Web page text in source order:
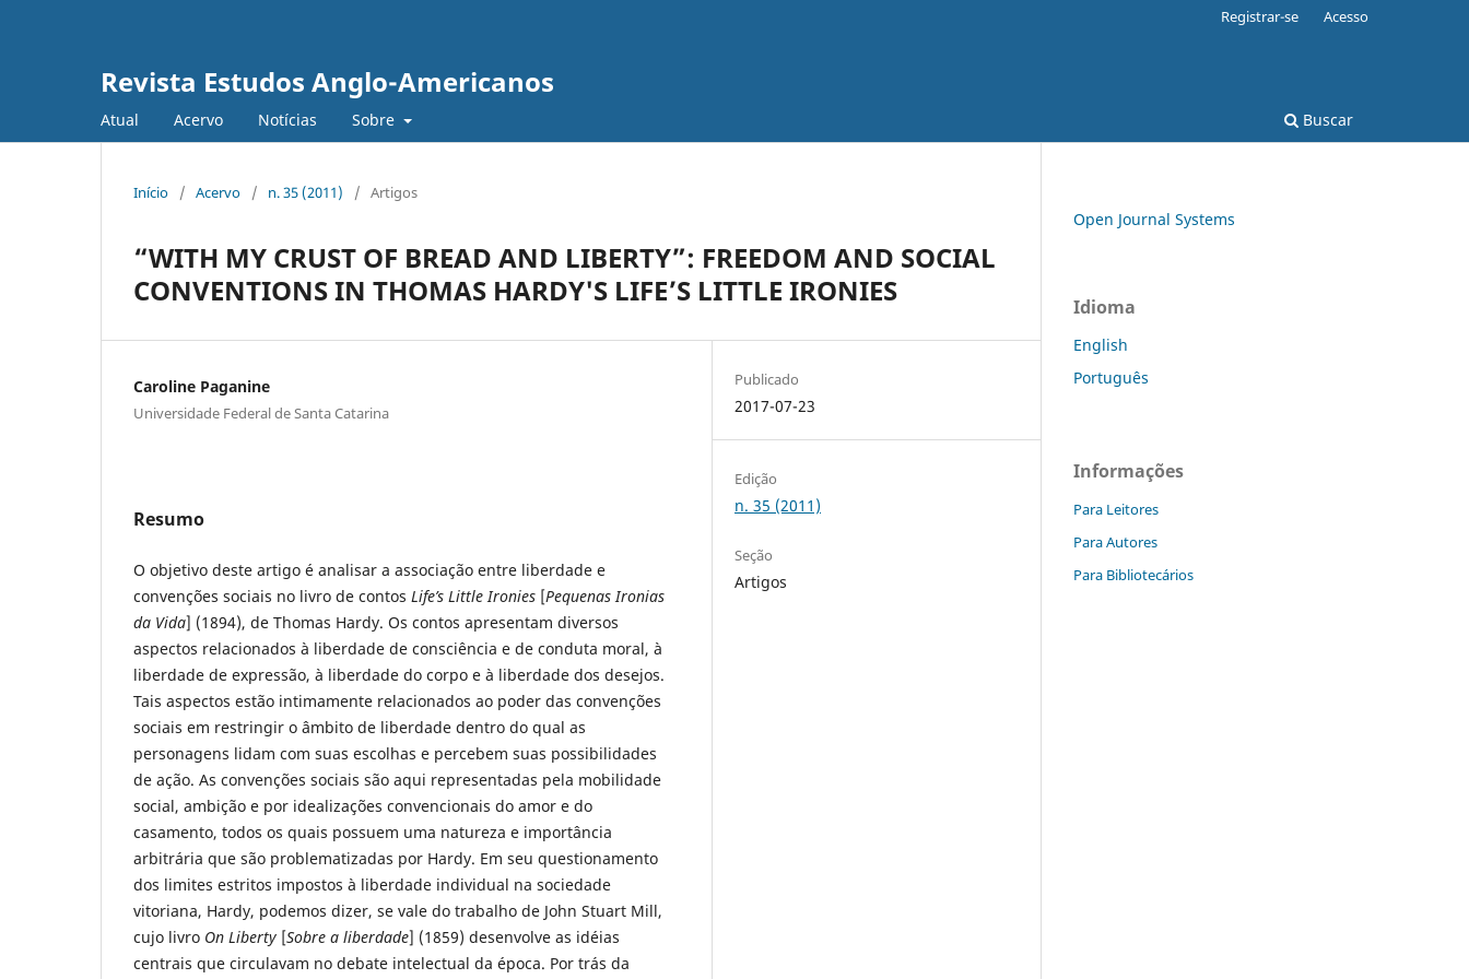
Revista Estudos Anglo-Americanos
Atual Acervo Notícias Sobre Buscar
Registrar-se Acesso
Início / Acervo / n. 35 (2011) / Artigos
“WITH MY CRUST OF BREAD AND LIBERTY”: FREEDOM AND SOCIAL
CONVENTIONS IN THOMAS HARDY'S LIFE’S LITTLE IRONIES
Caroline Paganine
Universidade Federal de Santa Catarina
Resumo
O objetivo deste artigo é analisar a associação entre liberdade e
convenções sociais no livro de contos Life’s Little Ironies [Pequenas Ironias
da Vida] (1894), de Thomas Hardy. Os contos apresentam diversos
aspectos relacionados à liberdade de consciência e de conduta moral, à
liberdade de expressão, à liberdade do corpo e à liberdade dos desejos.
Tais aspectos estão intimamente relacionados ao poder das convenções
sociais em restringir o âmbito de liberdade dentro do qual as
personagens lidam com suas escolhas e percebem suas possibilidades
de ação. As convenções sociais são aqui representadas pela mobilidade
social, ambição e por idealizações convencionais do amor e do
casamento, todos os quais possuem uma natureza e importância
arbitrária que são problematizadas por Hardy. Em seu questionamento
dos limites estritos impostos à liberdade individual na sociedade
vitoriana, Hardy, podemos dizer, se vale do trabalho de John Stuart Mill,
cujo livro On Liberty [Sobre a liberdade] (1859) desenvolve as idéias
centrais que circulavam no debate intelectual da época. Por trás da
Publicado
2017-07-23
Edição
n. 35 (2011)
Seção
Artigos
Open Journal Systems
Idioma
English
Português
Informações
Para Leitores
Para Autores
Para Bibliotecários